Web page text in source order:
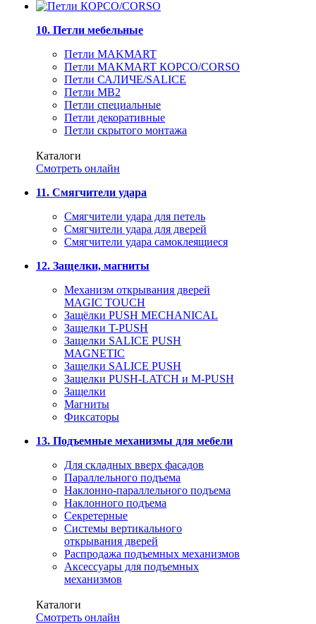
10. Петли мебельные
Петли MAKMART
Петли MAKMART КОРСО/CORSO
Петли САЛИЧЕ/SALICE
Петли MB2
Петли специальные
Петли декоративные
Петли скрытого монтажа
Каталоги
Смотреть онлайн
11. Смягчители удара
Смягчители удара для петель
Смягчители удара для дверей
Cмягчители удара самоклеящиеся
12. Защелки, магниты
Механизм открывания дверей
MAGIC TOUCH
Защёлки PUSH MECHANICAL
Защелки T-PUSH
Защелки SALICE PUSH
MAGNETIC
Защелки SALICE PUSH
Защелки PUSH-LATCH и M-PUSH
Защелки
Магниты
Фиксаторы
13. Подъемные механизмы для мебели
Для складных вверх фасадов
Параллельного подъема
Наклонно-параллельного подъема
Наклонного подъема
Секретерные
Системы вертикального
открывания дверей
Распродажа подъемных механизмов
Аксессуары для подъемных
механизмов
Каталоги
Смотреть онлайн